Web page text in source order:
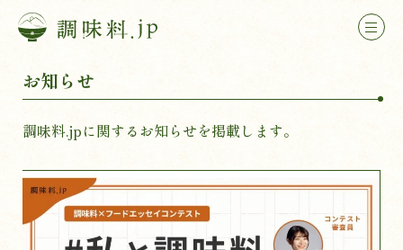
お知らせ
調味料.jpに関するお知らせを掲載します。